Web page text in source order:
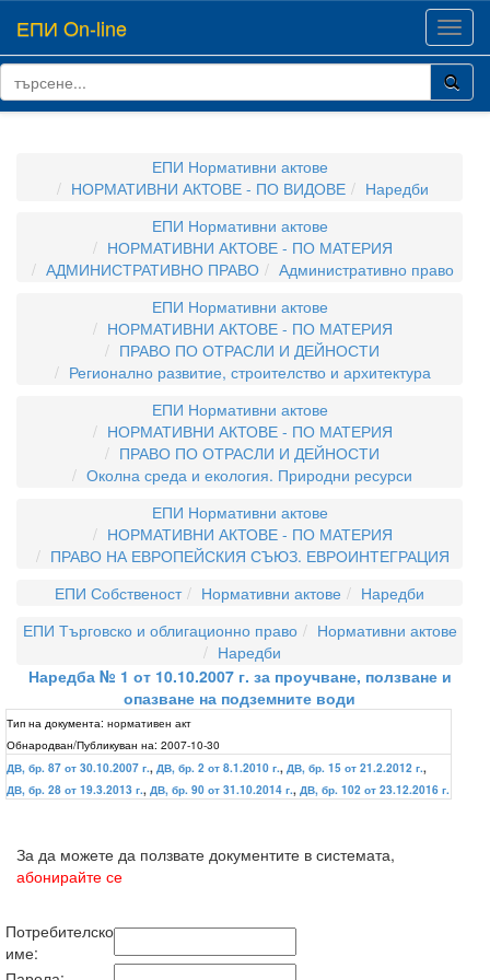
ЕПИ On-line
ЕПИ Нормативни актове
НОРМАТИВНИ АКТОВЕ - ПО ВИДОВЕ
Наредби
ЕПИ Нормативни актове
НОРМАТИВНИ АКТОВЕ - ПО МАТЕРИЯ
АДМИНИСТРАТИВНО ПРАВО
Административно право
ЕПИ Нормативни актове
НОРМАТИВНИ АКТОВЕ - ПО МАТЕРИЯ
ПРАВО ПО ОТРАСЛИ И ДЕЙНОСТИ
Регионално развитие, строителство и архитектура
ЕПИ Нормативни актове
НОРМАТИВНИ АКТОВЕ - ПО МАТЕРИЯ
ПРАВО ПО ОТРАСЛИ И ДЕЙНОСТИ
Околна среда и екология. Природни ресурси
ЕПИ Нормативни актове
НОРМАТИВНИ АКТОВЕ - ПО МАТЕРИЯ
ПРАВО НА ЕВРОПЕЙСКИЯ СЪЮЗ. ЕВРОИНТЕГРАЦИЯ
ЕПИ Собственост
Нормативни актове
Наредби
ЕПИ Търговско и облигационно право
Нормативни актове
Наредби
Наредба № 1 от 10.10.2007 г. за проучване, ползване и
опазване на подземните води
Тип на документа: нормативен акт
Обнародван/Публикуван на: 2007-10-30
ДВ, бр. 87 от 30.10.2007 г., ДВ, бр. 2 от 8.1.2010 г., ДВ, бр. 15 от 21.2.2012 г.,
ДВ, бр. 28 от 19.3.2013 г., ДВ, бр. 90 от 31.10.2014 г., ДВ, бр. 102 от 23.12.2016 г.
За да можете да ползвате документите в системата,
абонирайте се
Потребителско
име: